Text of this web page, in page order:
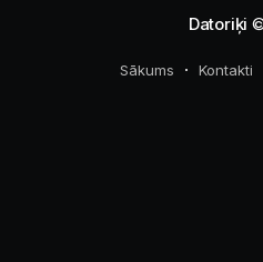
Datoriķi
Sākums Kontakti